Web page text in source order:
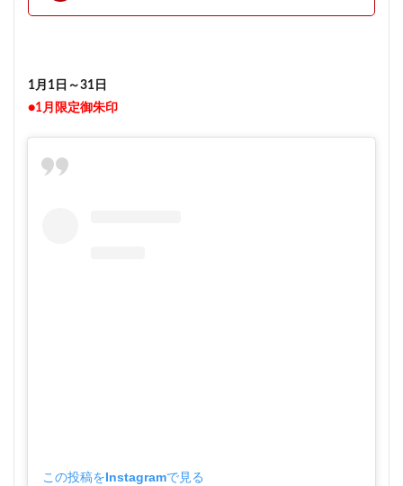
1月1日～31日
●1月限定御朱印
この投稿をInstagramで見る